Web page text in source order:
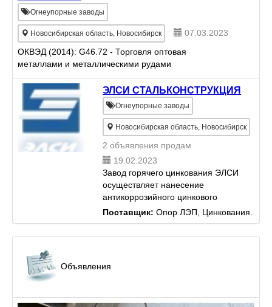
Огнеупорные заводы
Новосибирская область, Новосибирск
07.03.2023
ОКВЭД (2014): G46.72 - Торговля оптовая
металлами и металлическими рудами
ЭЛСИ СТАЛЬКОНСТРУКЦИЯ
Огнеупорные заводы
Новосибирская область, Новосибирск
2 объявления продам
19.02.2023
Завод горячего цинкования ЭЛСИ
осуществляет нанесение
антикоррозийного цинкового
покрытия на любые изделия и
конструкции из металла горячим
Поставщик: Опор ЛЭП, Цинкования.
Объявления